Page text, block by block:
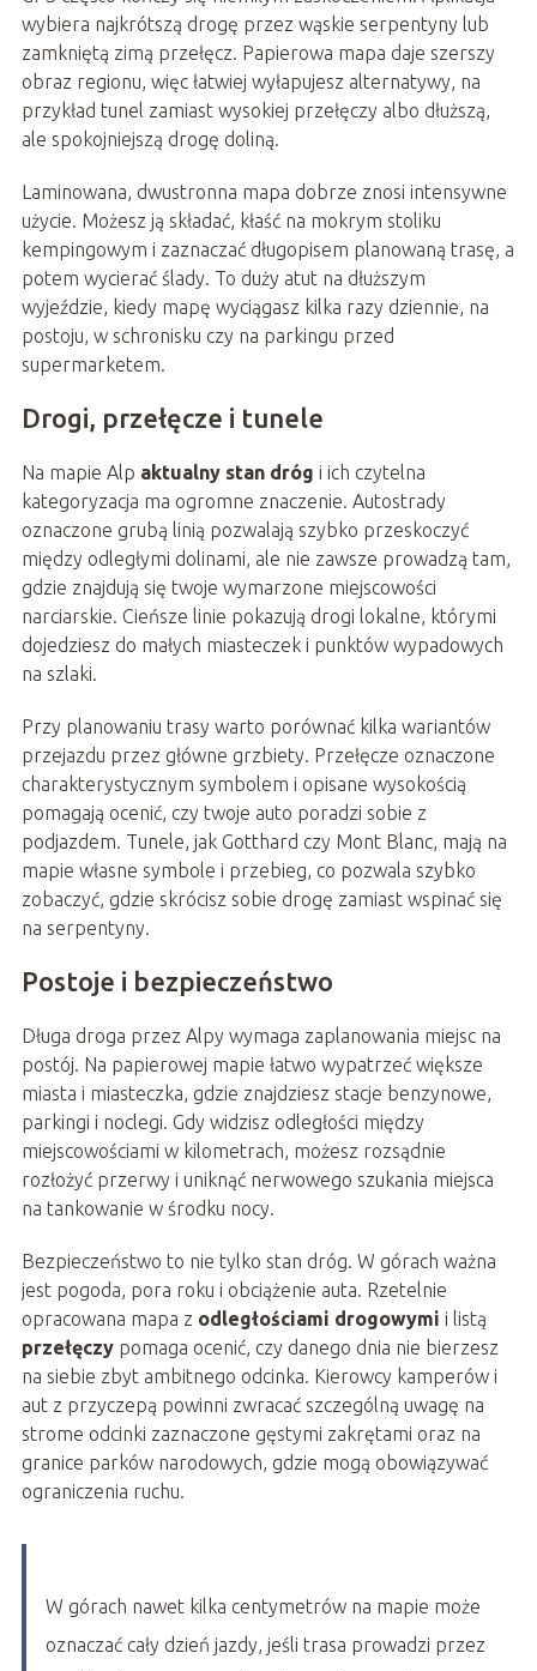
wybiera najkrótszą drogę przez wąskie serpentyny lub
zamkniętą zimą przełęcz. Papierowa mapa daje szerszy
obraz regionu, więc łatwiej wyłapujesz alternatywy, na
przykład tunel zamiast wysokiej przełęczy albo dłuższą,
ale spokojniejszą drogę doliną.
Laminowana, dwustronna mapa dobrze znosi intensywne
użycie. Możesz ją składać, kłaść na mokrym stoliku
kempingowym i zaznaczać długopisem planowaną trasę, a
potem wycierać ślady. To duży atut na dłuższym
wyjeździe, kiedy mapę wyciągasz kilka razy dziennie, na
postoju, w schronisku czy na parkingu przed
supermarketem.
Drogi, przełęcze i tunele
Na mapie Alp aktualny stan dróg i ich czytelna
kategoryzacja ma ogromne znaczenie. Autostrady
oznaczone grubą linią pozwalają szybko przeskoczyć
między odległymi dolinami, ale nie zawsze prowadzą tam,
gdzie znajdują się twoje wymarzone miejscowości
narciarskie. Cieńsze linie pokazują drogi lokalne, którymi
dojedziesz do małych miasteczek i punktów wypadowych
na szlaki.
Przy planowaniu trasy warto porównać kilka wariantów
przejazdu przez główne grzbiety. Przełęcze oznaczone
charakterystycznym symbolem i opisane wysokością
pomagają ocenić, czy twoje auto poradzi sobie z
podjazdem. Tunele, jak Gotthard czy Mont Blanc, mają na
mapie własne symbole i przebieg, co pozwala szybko
zobaczyć, gdzie skrócisz sobie drogę zamiast wspinać się
na serpentyny.
Postoje i bezpieczeństwo
Długa droga przez Alpy wymaga zaplanowania miejsc na
postój. Na papierowej mapie łatwo wypatrzeć większe
miasta i miasteczka, gdzie znajdziesz stacje benzynowe,
parkingi i noclegi. Gdy widzisz odległości między
miejscowościami w kilometrach, możesz rozsądnie
rozłożyć przerwy i uniknąć nerwowego szukania miejsca
na tankowanie w środku nocy.
Bezpieczeństwo to nie tylko stan dróg. W górach ważna
jest pogoda, pora roku i obciążenie auta. Rzetelnie
opracowana mapa z odległościami drogowymi i listą
przełęczypomaga ocenić, czy danego dnia nie bierzesz
na siebie zbyt ambitnego odcinka. Kierowcy kamperów i
aut z przyczepą powinni zwracać szczególną uwagę na
strome odcinki zaznaczone gęstymi zakrętami oraz na
granice parków narodowych, gdzie mogą obowiązywać
ograniczenia ruchu.
W górach nawet kilka centymetrów na mapie może
oznaczać cały dzień jazdy, jeśli trasa prowadzi przez